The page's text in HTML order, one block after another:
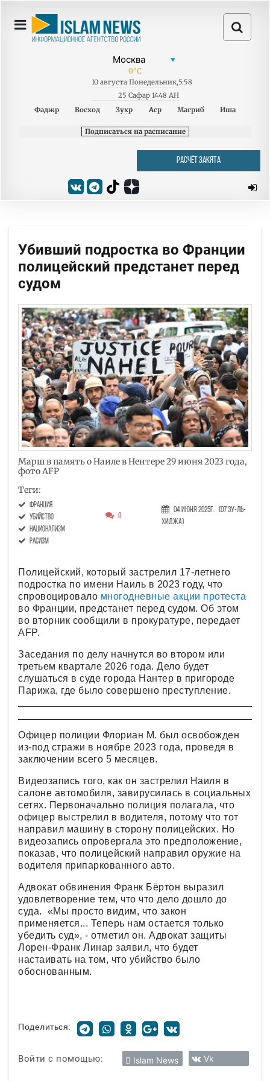
0°C
10 августа Понедельник,5:58
25 Сафар 1448 AH
Фаджр
Восход Зухр Аср Магриб Иша
Подписаться на расписание
РАСЧЁТ ЗАКЯТА
Убивший подростка во Франции
полицейский предстанет перед
судом
Марш в память о Наиле в Нентере 29 июня 2023 года,
фото AFP
Теги:
Франция
убийство
национализм
расизм
0
04 Июня 2025г. (07 Зу-ль-
хиджа)
Полицейский, который застрелил 17-летнего
подростка по имени Наиль в 2023 году, что
спровоцировало многодневные акции протеста
во Франции, предстанет перед судом. Об этом
во вторник сообщили в прокуратуре, передает
AFP.
Заседания по делу начнутся во втором или
третьем квартале 2026 года. Дело будет
слушаться в суде города Нантер в пригороде
Парижа, где было совершено преступление.
Офицер полиции Флориан М. был освобожден
из-под стражи в ноябре 2023 года, проведя в
заключении всего 5 месяцев.
Видеозапись того, как он застрелил Наиля в
салоне автомобиля, завирусилась в социальных
сетях. Первоначально полиция полагала, что
офицер выстрелил в водителя, потому что тот
направил машину в сторону полицейских. Но
видеозапись опровергала это предположение,
показав, что полицейский направил оружие на
водителя припаркованного авто.
Адвокат обвинения Франк Бёртон выразил
удовлетворение тем, что что дело дошло до
суда. «Мы просто видим, что закон
применяется... Теперь нам остается только
убедить суд», - отметил он. Адвокат защиты
Лорен-Франк Линар заявил, что будет
настаивать на том, что убийство было
обоснованным.
Поделиться:
Войти с помощью: Islam News Vk